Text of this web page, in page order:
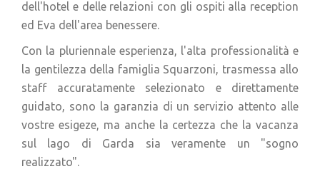
dell'hotel e delle relazioni con gli ospiti alla reception
ed Eva dell'area benessere.
Con la pluriennale esperienza, l'alta professionalità e
la gentilezza della famiglia Squarzoni, trasmessa allo
staff accuratamente selezionato e direttamente
guidato, sono la garanzia di un servizio attento alle
vostre esigeze, ma anche la certezza che la vacanza
sul lago di Garda sia veramente un "sogno
realizzato".